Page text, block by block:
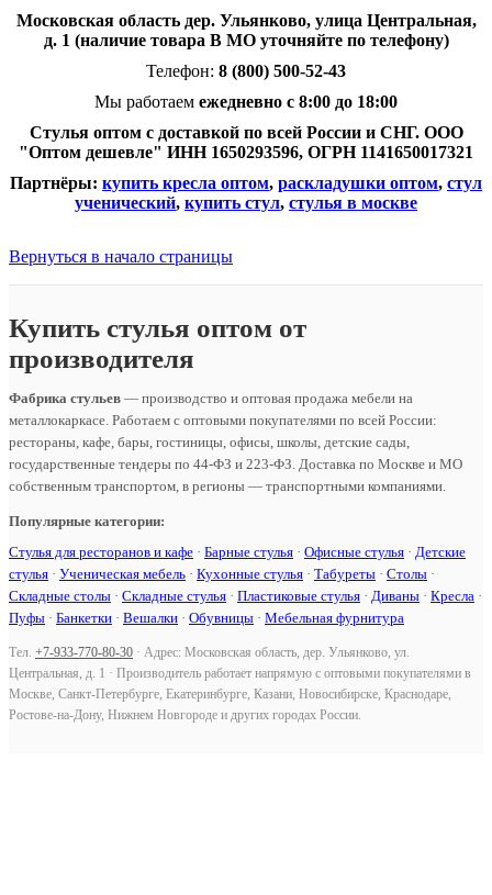
Московская область дер. Ульянково, улица Центральная,
д. 1 (наличие товара В МО уточняйте по телефону)
Телефон: 8 (800) 500-52-43
Мы работаем ежедневно с 8:00 до 18:00
Стулья оптом с доставкой по всей России и СНГ. ООО
"Оптом дешевле" ИНН 1650293596, ОГРН 1141650017321
Партнёры: купить кресла оптом, раскладушки оптом, стул
ученический, купить стул, стулья в москве
Вернуться в начало страницы
Купить стулья оптом от
производителя
Фабрика стульев — производство и оптовая продажа мебели на
металлокаркасе. Работаем с оптовыми покупателями по всей России:
рестораны, кафе, бары, гостиницы, офисы, школы, детские сады,
государственные тендеры по 44-ФЗ и 223-ФЗ. Доставка по Москве и МО
собственным транспортом, в регионы — транспортными компаниями.
Популярные категории:
Стулья для ресторанов и кафе · Барные стулья · Офисные стулья · Детские
стулья · Ученическая мебель · Кухонные стулья · Табуреты · Столы ·
Складные столы · Складные стулья · Пластиковые стулья · Диваны · Кресла ·
Пуфы · Банкетки · Вешалки · Обувницы · Мебельная фурнитура
Тел. +7-933-770-80-30 · Адрес: Московская область, дер. Ульянково, ул.
Центральная, д. 1 · Производитель работает напрямую с оптовыми покупателями в
Москве, Санкт-Петербурге, Екатеринбурге, Казани, Новосибирске, Краснодаре,
Ростове-на-Дону, Нижнем Новгороде и других городах России.